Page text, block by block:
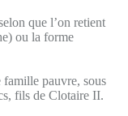
que l’on retient
ou la forme
pauvre, sous
fils de Clotaire II.